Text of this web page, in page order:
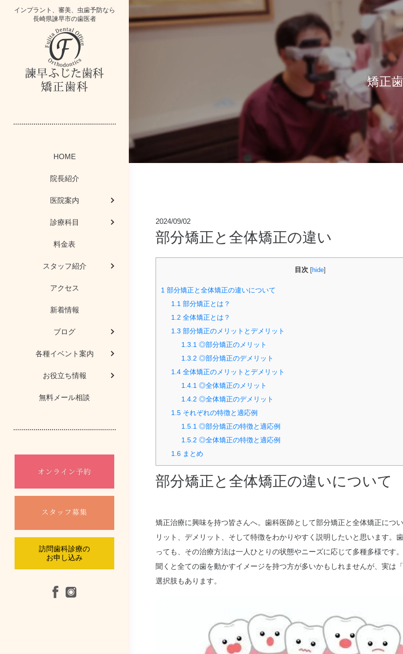
矯正
インプラント、審美、虫歯予防なら
長崎県諫早市の歯医者
HOME
院長紹介
医院案内
院内紹介 徹底した滅菌
ポセイドンシステムその２
メディカルライトエアー
最新医療設備
歯科用ＣＴ
歯科保険医療機関の院内掲示
医療DX推進体制整備について
診療科目
歯周病治療
小児歯科
審美治療
歯茎の再生
入れ歯・義歯
ワンランク上の入れ歯
口腔外科
根管治療
訪問診療
料金表
スタッフ紹介
院内掲示板
アクセス
新着情報
ブログ
インプラントブログ
歯周病コラム
院長ブログ
院長コラム
各種イベント案内
お役立ち情報
かむかむレシピ
歯科お役立ちコーナー
歯科豆知識
無料メール相談
訪問歯科診療の
お申し込み
2024/09/02
部分矯正と全体矯正の違い
目次 [hide]
1 部分矯正と全体矯正の違いについて
1.1 部分矯正とは？
1.2 全体矯正とは？
1.3 部分矯正のメリットとデメリット
1.3.1 ◎部分矯正のメリット
1.3.2 ◎部分矯正のデメリット
1.4全体矯正のメリットとデメリット
1.4.1 ◎全体矯正のメリット
1.4.2 ◎全体矯正のデメリット
1.5それぞれの特徴と適応例
1.5.1 ◎部分矯正の特徴と適応例
1.5.2 ◎全体矯正の特徴と適応例
1.6まとめ
部分矯正と全体矯正の違いについて
矯正治療に興味を持つ皆さんへ。歯科医師として部分矯正と全体矯正につ
リット、デメリット、そして特徴をわかりやすく説明したいと思います。
っても、その治療方法は一人ひとりの状態やニーズに応じて多種多様です
聞くと全ての歯を動かすイメージを持つ方が多いかもしれませんが、実は
選択肢もあります。